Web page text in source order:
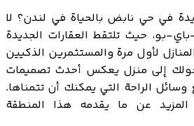
في حي نابض بالحياة في لندن؟ لا
بو، حيث تلتقط العقارات الجديدة
لأول مرة والمستثمرين الذكيين
إلى منزل يعكس أحدث تصميمات
الراحة التي يمكنك أن تتمناها.
عن ما يقدمه هذا المنطقة